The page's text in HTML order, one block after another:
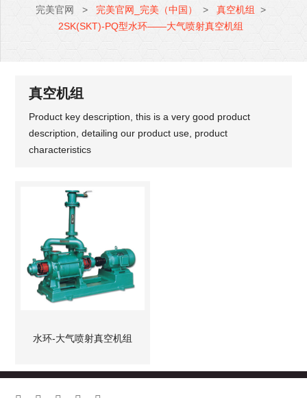
完美官网 > 完美官网_完美（中国） > 真空机组
>
2SK(SKT)-PQ型水环——大气喷射真空机组
真空机组
Product key description, this is a very good product
description, detailing our product use, product
characteristics
水环-大气喷射真空机组